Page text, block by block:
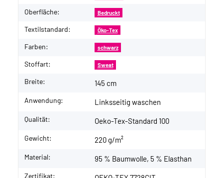
Oberfläche: Bedruckt
Textilstandard: Öko-Tex
Farben: schwarz
Stoffart: Sweat
Breite: 145 cm
Anwendung: Linksseitig waschen
Qualität: Oeko-Tex-Standard 100
Gewicht: 220 g/m²
Material: 95 % Baumwolle, 5 % Elasthan
Zertifikat: